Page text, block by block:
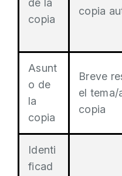
de la
copia
copia
Asunt
o de
la
copia
Breve
el tema/
copia
Identi
ficad